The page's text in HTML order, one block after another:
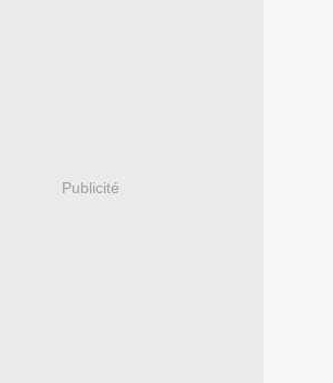
Publicité